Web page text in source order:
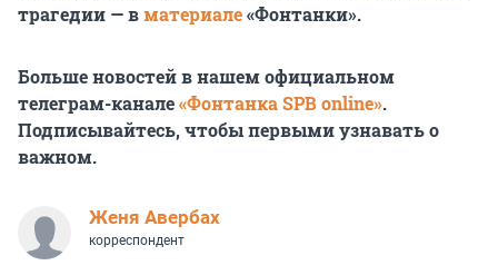
трагедии — вматериале«Фонтанки».
Больше новостей в нашем официальном
телеграм-канале«Фонтанка SPB online».
Подписывайтесь, чтобы первыми узнавать о
важном.
Женя Авербах
корреспондент